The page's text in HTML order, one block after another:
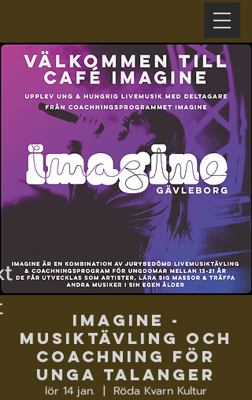
Imagine -
musiktävling och
coachning för
unga talanger
lör 14 jan.
  |
Röda Kvarn Kultur